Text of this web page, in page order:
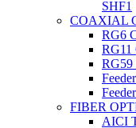
SHF1
COAXIAL
RG6
RG11
RG59
FIBER
AICI